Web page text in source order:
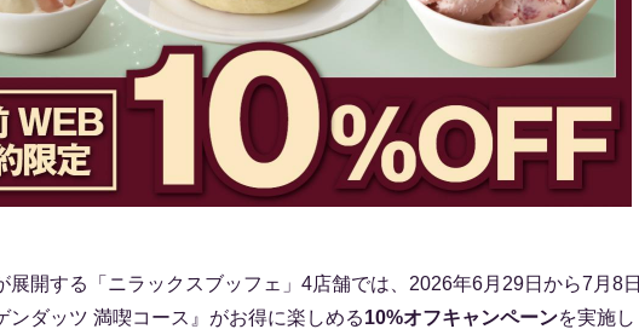
展開する「ニラックスブッフェ」4店舗では、2026年6月29日から7月8日
ンダッツ 満喫コース』がお得に楽しめる10%オフキャンペーンを実施し